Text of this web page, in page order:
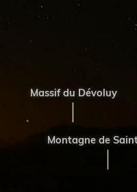
Massif du Dévoluy
Montagne de